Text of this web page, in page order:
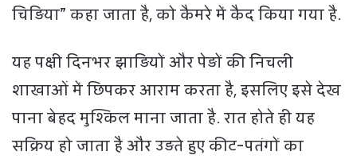
चिड़िया” कहा जाता है, को कैमरे में कैद किया गया है.
यह पक्षी दिनभर झाड़ियों और पेड़ों की निचली
शाखाओं में छिपकर आराम करता है, इसलिए इसे देख
पाना बेहद मुश्किल माना जाता है. रात होते ही यह
सक्रिय हो जाता है और उड़ते हुए कीट-पतंगों का